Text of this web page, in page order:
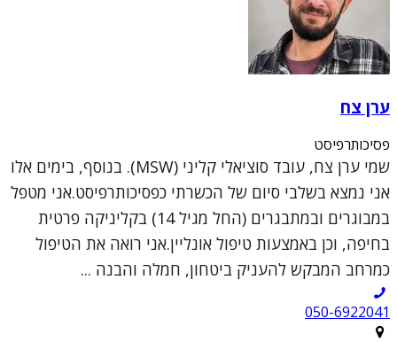
ערן צח
פסיכותרפיסט
שמי ערן צח, עובד סוציאלי קליני (MSW). בנוסף, בימים אלו
אני נמצא בשלבי סיום של הכשרתי כפסיכותרפיסט.אני מטפל
במבוגרים ובמתבגרים (החל מגיל 14) בקליניקה פרטית
בחיפה, וכן באמצעות טיפול אונליין.אני רואה את הטיפול
כמרחב המבקש להעניק ביטחון, חמלה והבנה ...
050-6922041